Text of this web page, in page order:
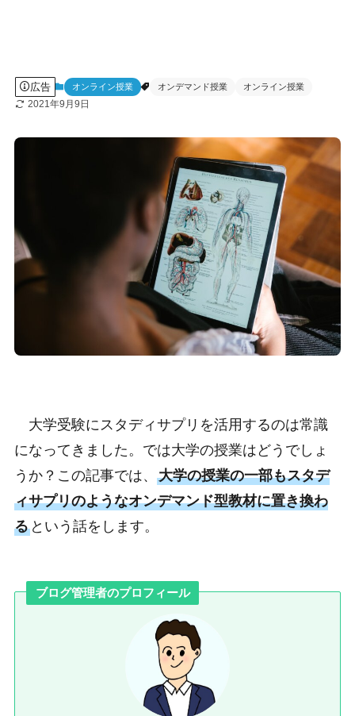
広告 オンライン授業 オンデマンド授業 オンライン授業
2021年9月9日
大学受験にスタディサプリを活用するのは常識
になってきました。では大学の授業はどうでしょ
うか？この記事では、 大学の授業の一部もスタデ
ィサプリのようなオンデマンド型教材に置き換わ
るという話をします。
ブログ管理者のプロフィール